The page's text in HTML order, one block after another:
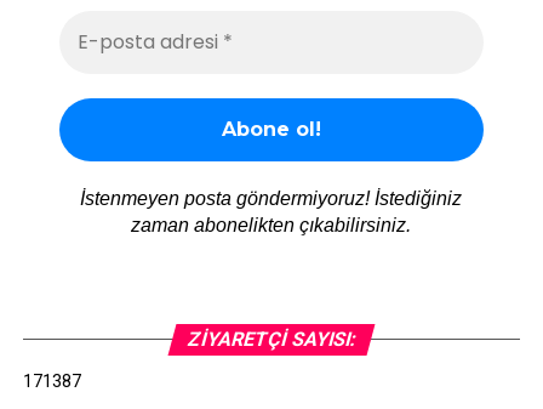
İstenmeyen posta göndermiyoruz! İstediğiniz
zaman abonelikten çıkabilirsiniz.
ZIYARETÇI SAYISI:
171387